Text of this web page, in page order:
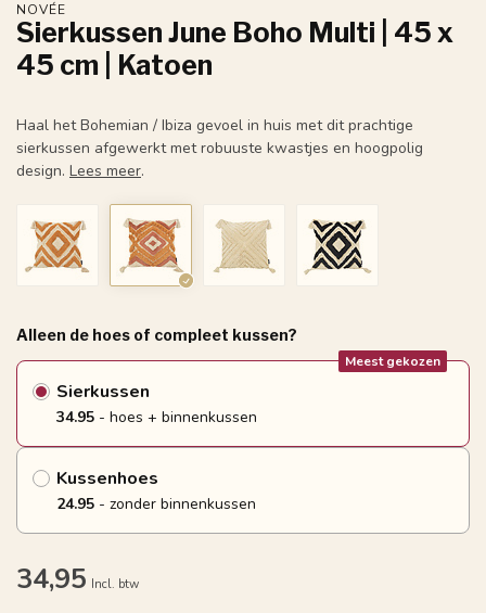
NOVÉE
Sierkussen June Boho Multi | 45 x
45 cm | Katoen
Haal het Bohemian / Ibiza gevoel in huis met dit prachtige
sierkussen afgewerkt met robuuste kwastjes en hoogpolig
design. Lees meer.
Alleen de hoes of compleet kussen?
Sierkussen
Meest gekozen
34.95 - hoes + binnenkussen
Kussenhoes
24.95 - zonder binnenkussen
34,95 Incl. btw